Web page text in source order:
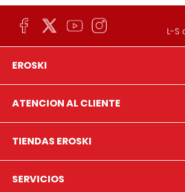
L-S
EROSKI
ATENCION AL CLIENTE
TIENDAS EROSKI
SERVICIOS